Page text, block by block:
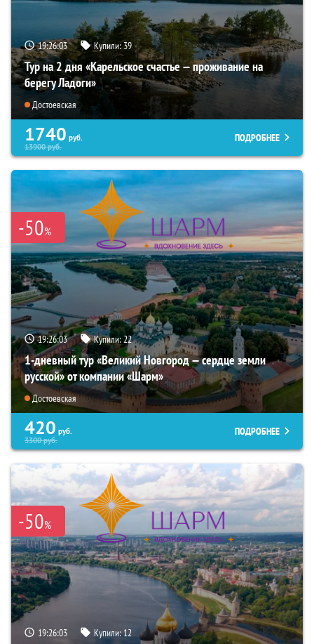
19:26:01 Купили:39
Тур на 2 дня «Карельское счастье — проживание на
берегу Ладоги»
Достоевская
1740 руб.
13900руб.
ПОДРОБНЕЕ
-50%
19:26:01 Купили:22
1-дневный тур «Великий Новгород — сердце земли
русской» от компании «Шарм»
Достоевская
420 руб.
3300руб.
ПОДРОБНЕЕ
-50%
19:26:01 Купили:12